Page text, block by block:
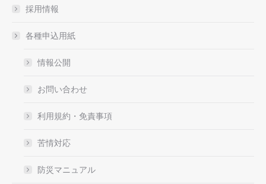
採用情報
各種申込用紙
情報公開
お問い合わせ
利用規約・免責事項
苦情対応
防災マニュアル